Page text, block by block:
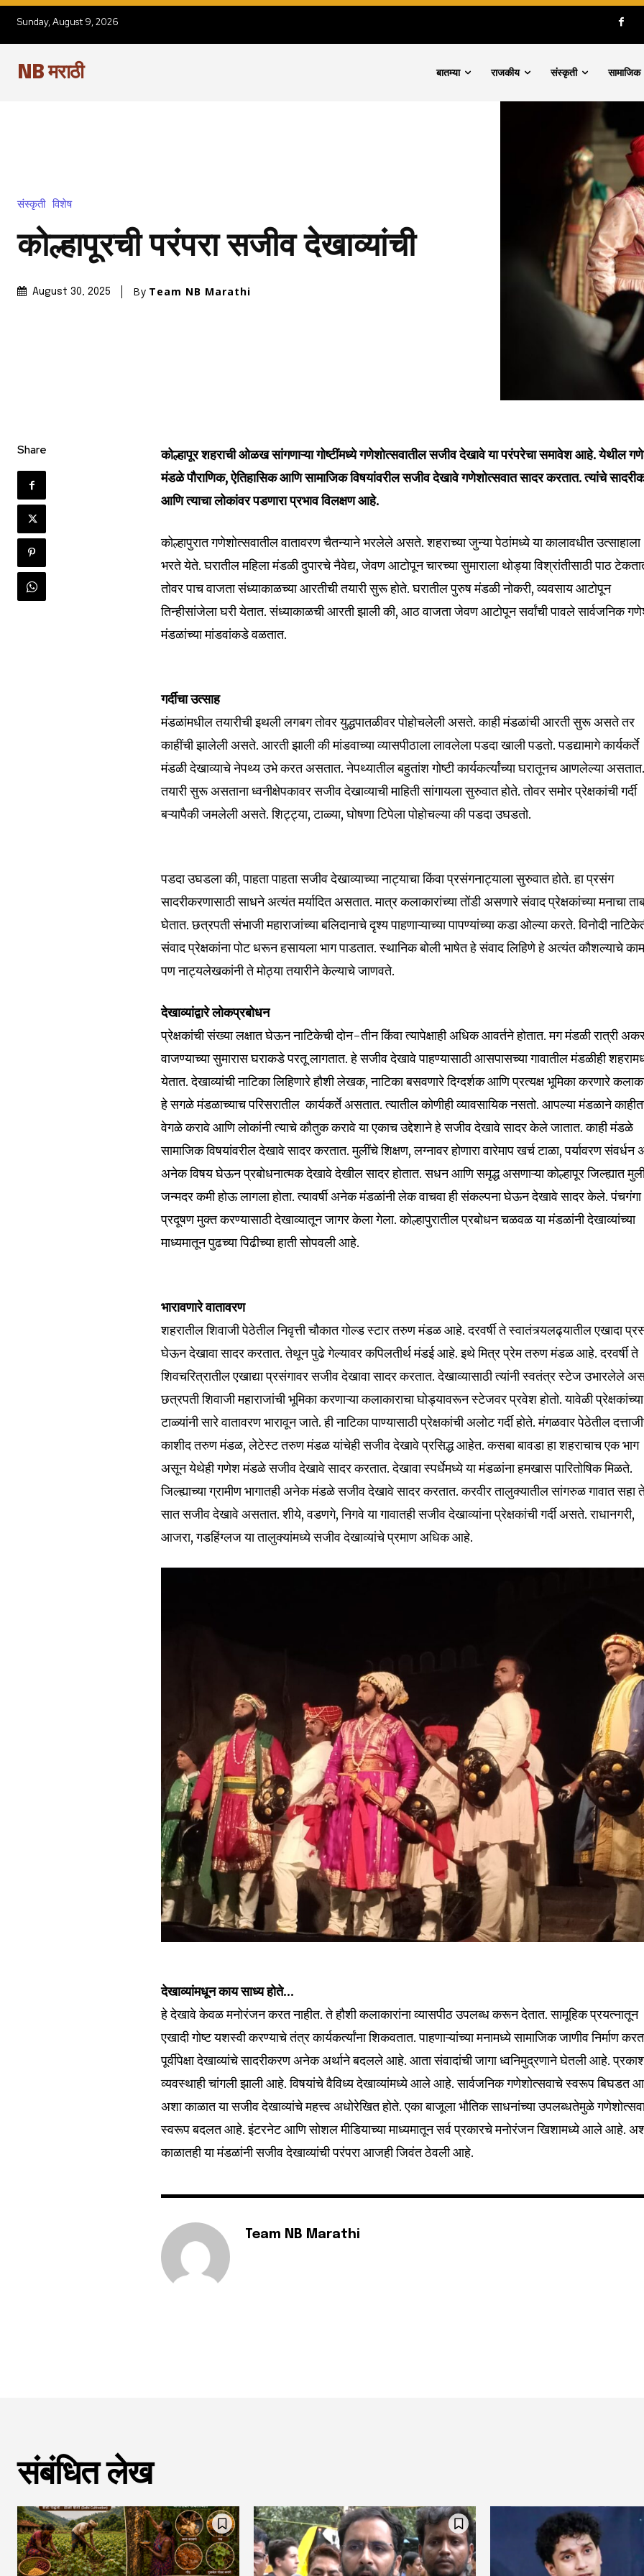
Join our community of
SUBSCRIBERS and be part
of the conversation.
To subscribe, simply enter your email address on our website or click
the subscribe button below. Don't worry, we respect your privacy and
6,300 32,111
Sunday, August 9, 2026
NB मराठी बातम्या राजकीय संस्कृती सामाजिक
संस्कृती विशेष
कोल्हापूरची परंपरा सजीव देखाव्यांची
August 30, 2025 By Team NB Marathi
Share
कोल्हापूर शहराची ओळख सांगणाऱ्या गोष्टींमध्ये गणेशोत्सवातील सजीव देखावे या परंपरेचा समावेश आहे. येथील
मंडळे पौराणिक, ऐतिहासिक आणि सामाजिक विषयांवरील सजीव देखावे गणेशोत्सवात सादर करतात. त्यांचे
आणि त्याचा लोकांवर पडणारा प्रभाव विलक्षण आहे.
कोल्हापुरात गणेशोत्सवातील वातावरण चैतन्याने भरलेले असते. शहराच्या जुन्या पेठांमध्ये या कालावधीत उत्साहाला
भरते येते. घरातील महिला मंडळी दुपारचे नैवेद्य, जेवण आटोपून चारच्या सुमाराला थोड्या विश्रांतीसाठी पाठ
तोवर पाच वाजता संध्याकाळच्या आरतीची तयारी सुरू होते. घरातील पुरुष मंडळी नोकरी, व्यवसाय आटोपून
तिन्हीसांजेला घरी येतात. संध्याकाळची आरती झाली की, आठ वाजता जेवण आटोपून सर्वांची पावले सार्वजनिक
मंडळांच्या मांडवांकडे वळतात.
गर्दीचा उत्साह
मंडळांमधील तयारीची इथली लगबग तोवर युद्धपातळीवर पोहोचलेली असते. काही मंडळांची आरती सुरू असते तर
काहींची झालेली असते. आरती झाली की मांडवाच्या व्यासपीठाला लावलेला पडदा खाली पडतो. पडद्यामागे कार्यकर्ते
मंडळी देखाव्याचे नेपथ्य उभे करत असतात. नेपथ्यातील बहुतांश गोष्टी कार्यकर्त्यांच्या घरातूनच आणलेल्या
तयारी सुरू असताना ध्वनीक्षेपकावर सजीव देखाव्याची माहिती सांगायला सुरुवात होते. तोवर समोर प्रेक्षकांची गर्दी
बऱ्यापैकी जमलेली असते. शिट्ट्या, टाळ्या, घोषणा टिपेला पोहोचल्या की पडदा उघडतो.
पडदा उघडला की, पाहता पाहता सजीव देखाव्याच्या नाट्याचा किंवा प्रसंगनाट्याला सुरुवात होते. हा प्रसंग
सादरीकरणासाठी साधने अत्यंत मर्यादित असतात. मात्र कलाकारांच्या तोंडी असणारे संवाद प्रेक्षकांच्या मनाचा
घेतात. छत्रपती संभाजी महाराजांच्या बलिदानाचे दृश्य पाहणाऱ्याच्या पापण्यांच्या कडा ओल्या करते. विनोदी
संवाद प्रेक्षकांना पोट धरून हसायला भाग पाडतात. स्थानिक बोली भाषेत हे संवाद लिहिणे हे अत्यंत कौशल्याचे
पण नाट्यलेखकांनी ते मोठ्या तयारीने केल्याचे जाणवते.
देखाव्यांद्वारे लोकप्रबोधन
प्रेक्षकांची संख्या लक्षात घेऊन नाटिकेची दोन-तीन किंवा त्यापेक्षाही अधिक आवर्तने होतात. मग मंडळी रात्री
वाजण्याच्या सुमारास घराकडे परतू लागतात. हे सजीव देखावे पाहण्यासाठी आसपासच्या गावातील मंडळीही
येतात. देखाव्यांची नाटिका लिहिणारे हौशी लेखक, नाटिका बसवणारे दिग्दर्शक आणि प्रत्यक्ष भूमिका करणारे
हे सगळे मंडळाच्याच परिसरातील कार्यकर्ते असतात. त्यातील कोणीही व्यावसायिक नसतो. आपल्या मंडळाने
वेगळे करावे आणि लोकांनी त्याचे कौतुक करावे या एकाच उद्देशाने हे सजीव देखावे सादर केले जातात. काही मंडळे
सामाजिक विषयांवरील देखावे सादर करतात. मुलींचे शिक्षण, लग्नावर होणारा वारेमाप खर्च टाळा, पर्यावरण
अनेक विषय घेऊन प्रबोधनात्मक देखावे देखील सादर होतात. सधन आणि समृद्ध असणाऱ्या कोल्हापूर जिल्ह्यात
जन्मदर कमी होऊ लागला होता. त्यावर्षी अनेक मंडळांनी लेक वाचवा ही संकल्पना घेऊन देखावे सादर केले. पंचगंगा
प्रदूषण मुक्त करण्यासाठी देखाव्यातून जागर केला गेला. कोल्हापुरातील प्रबोधन चळवळ या मंडळांनी देखाव्यांच्या
माध्यमातून पुढच्या पिढीच्या हाती सोपवली आहे.
भारावणारे वातावरण
शहरातील शिवाजी पेठेतील निवृत्ती चौकात गोल्ड स्टार तरुण मंडळ आहे. दरवर्षी ते स्वातंत्र्यलढ्यातील एखादा
घेऊन देखावा सादर करतात. तेथून पुढे गेल्यावर कपिलतीर्थ मंडई आहे. इथे मित्र प्रेम तरुण मंडळ आहे. दरवर्षी ते
शिवचरित्रातील एखाद्या प्रसंगावर सजीव देखावा सादर करतात. देखाव्यासाठी त्यांनी स्वतंत्र स्टेज उभारलेले
छत्रपती शिवाजी महाराजांची भूमिका करणाऱ्या कलाकाराचा घोड्यावरून स्टेजवर प्रवेश होतो. यावेळी प्रेक्षकांच्या
टाळ्यांनी सारे वातावरण भारावून जाते. ही नाटिका पाण्यासाठी प्रेक्षकांची अलोट गर्दी होते. मंगळवार पेठेतील
काशीद तरुण मंडळ, लेटेस्ट तरुण मंडळ यांचेही सजीव देखावे प्रसिद्ध आहेत. कसबा बावडा हा शहराचाच एक भाग
असून येथेही गणेश मंडळे सजीव देखावे सादर करतात. देखावा स्पर्धेमध्ये या मंडळांना हमखास पारितोषिक मिळते.
जिल्ह्याच्या ग्रामीण भागातही अनेक मंडळे सजीव देखावे सादर करतात. करवीर तालुक्यातील सांगरुळ गावात सहा
सात सजीव देखावे असतात. शीये, वडणगे, निगवे या गावातही सजीव देखाव्यांना प्रेक्षकांची गर्दी असते. राधानगरी,
आजरा, गडहिंग्लज या तालुक्यांमध्ये सजीव देखाव्यांचे प्रमाण अधिक आहे.
देखाव्यांमधून काय साध्य होते…
हे देखावे केवळ मनोरंजन करत नाहीत. ते हौशी कलाकारांना व्यासपीठ उपलब्ध करून देतात. सामूहिक प्रयत्नातून
एखादी गोष्ट यशस्वी करण्याचे तंत्र कार्यकर्त्यांना शिकवतात. पाहणाऱ्यांच्या मनामध्ये सामाजिक जाणीव निर्माण
पूर्वीपेक्षा देखाव्यांचे सादरीकरण अनेक अर्थाने बदलले आहे. आता संवादांची जागा ध्वनिमुद्रणाने घेतली आहे.
व्यवस्थाही चांगली झाली आहे. विषयांचे वैविध्य देखाव्यांमध्ये आले आहे. सार्वजनिक गणेशोत्सवाचे स्वरूप बिघडत
अशा काळात या सजीव देखाव्यांचे महत्त्व अधोरेखित होते. एका बाजूला भौतिक साधनांच्या उपलब्धतेमुळे
स्वरूप बदलत आहे. इंटरनेट आणि सोशल मीडियाच्या माध्यमातून सर्व प्रकारचे मनोरंजन खिशामध्ये आले आहे.
काळातही या मंडळांनी सजीव देखाव्यांची परंपरा आजही जिवंत ठेवली आहे.
Team NB Marathi
संबंधित लेख